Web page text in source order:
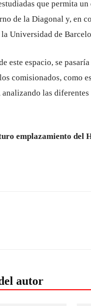
que permita
de la Diagonal y, en
Universidad de
este espacio, se
comisionados, como
las
emplazamiento del
autor